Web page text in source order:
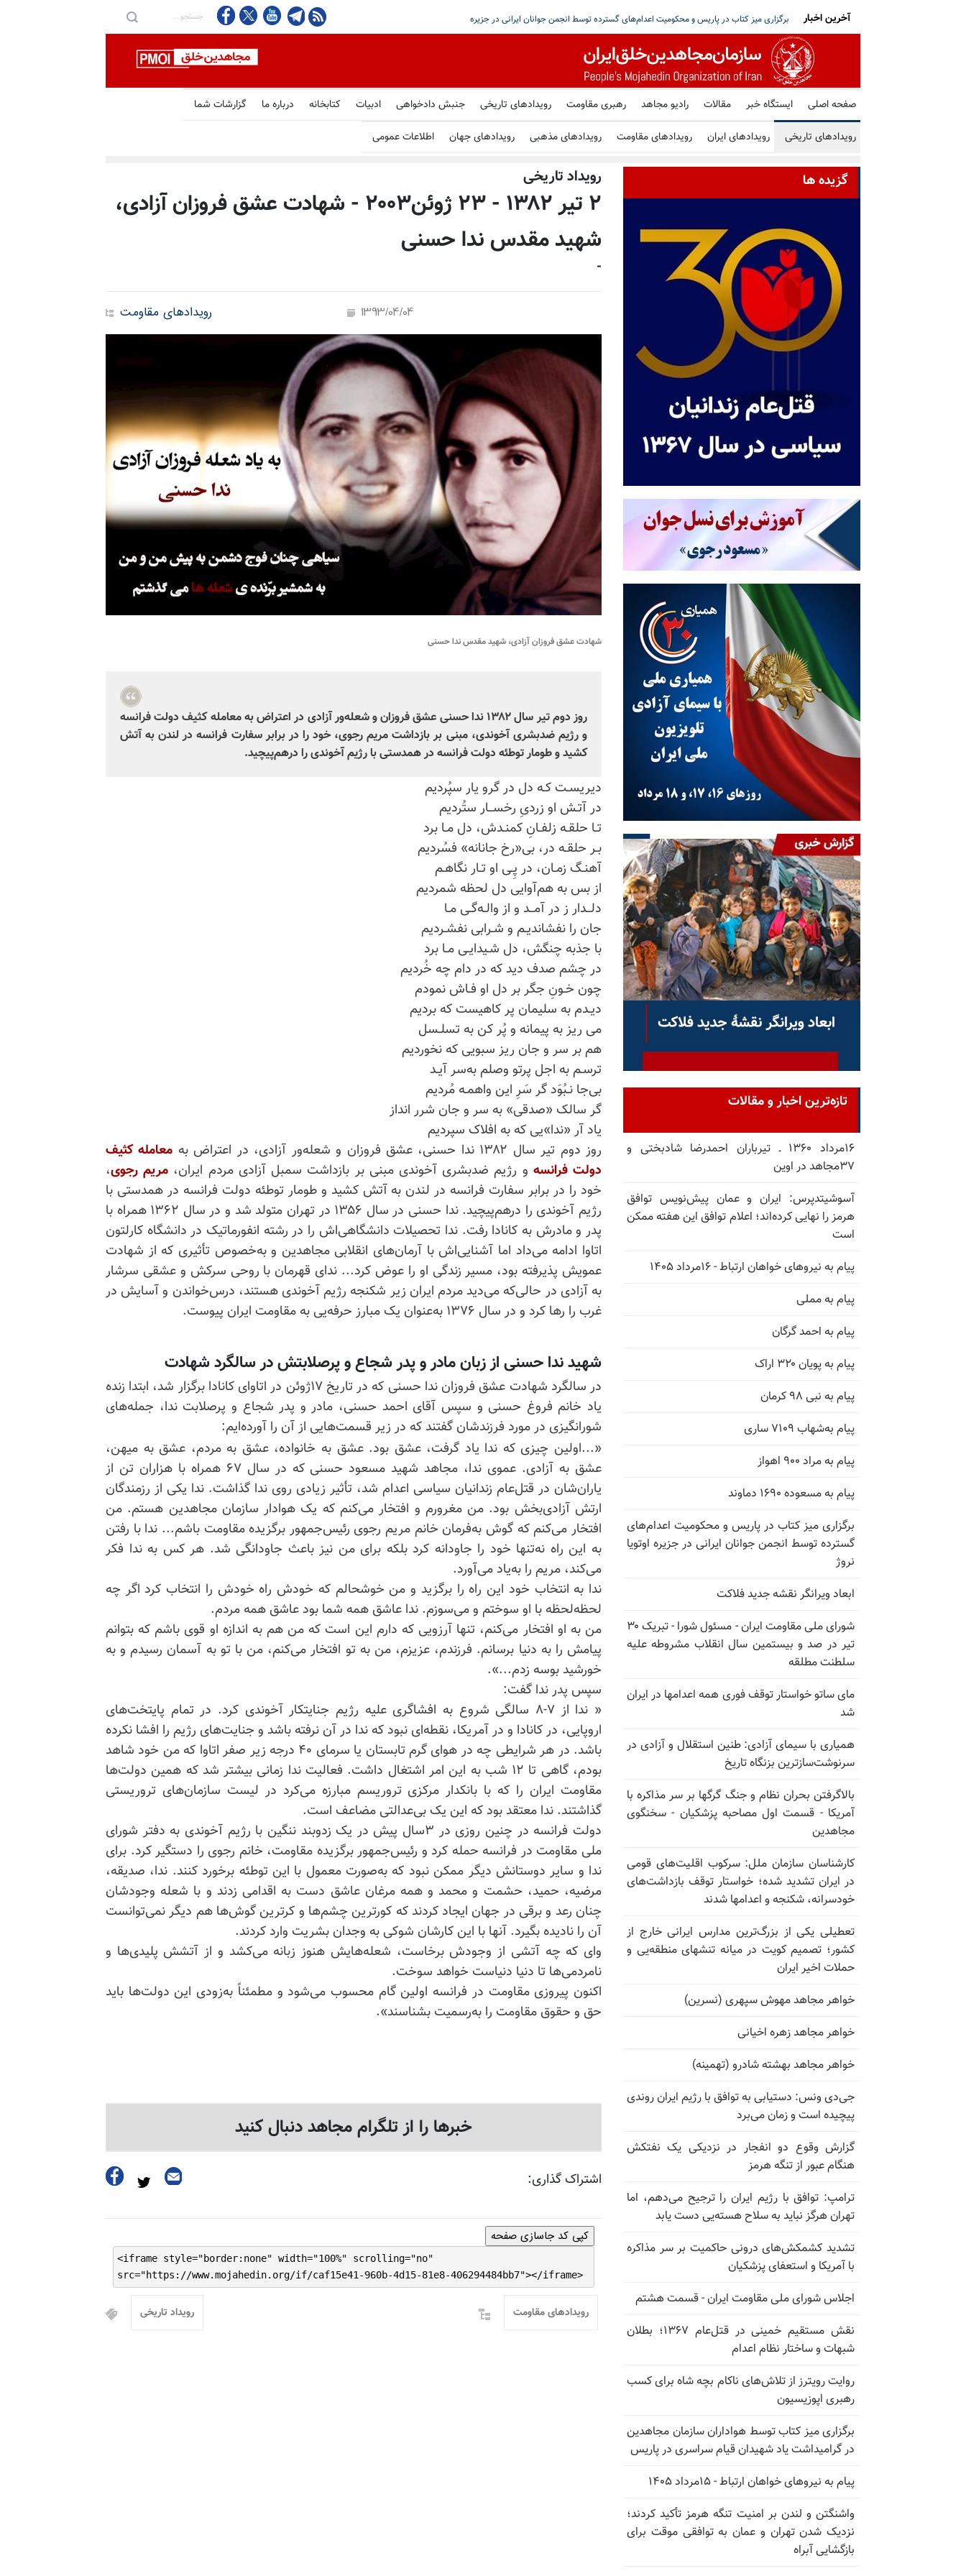
برگزاری میز کتاب در پاریس و محکومیت اعدام‌های گسترده توسط انجمن جوانان ایرانی در جزیره شورای ملی مقاومت ایران - مسئول شورا - تبریک ۳۰ تیر در صد و بیستمین
آخرین اخبار
صفحه اصلی ایستگاه خبر مقالات رادیو مجاهد رهبری مقاومت رویدادهای تاریخی جنبش دادخواهی ادبیات کتابخانه درباره ما گزارشات شما
رویدادهای تاریخی رویدادهای ایران رویدادهای مقاومت رویدادهای مذهبی رویدادهای جهان اطلاعات عمومی
رویداد تاریخی
۲ تیر ۱۳۸۲ - ۲۳ ژوئن۲۰۰۳ - شهادت عشق فروزان آزادی،
شهید مقدس ندا حسنی
-
رویدادهای مقاومت 1393/04/04
شهادت عشق فروزان آزادی، شهید مقدس ندا حسنی
روز دوم تیر سال ۱۳۸۲ ندا حسنی عشق فروزان و شعله‌ور آزادی در اعتراض به ‌معامله کثیف دولت فرانسه
و رژیم ضدبشری آخوندی، مبنی بر بازداشت مریم رجوی، خود را در برابر سفارت فرانسه در لندن به ‌آتش
کشید و طومار توطئه ‌دولت فرانسه در همدستی با رژیم آخوندی را درهم‌پیچید.
دیریسـت کـه دل در گرو یار سپُردیم
در آتـش او زردیِ رخســار ستُردیم
تـا حلقـه‌ زلفـانِ کمنـدش، دل مـا برد
بـر حلقـه‌ در، بی‌«رخ جانانه» فسُردیم
آهنـگ زمـان، در پِـی او تـار نگاهـم
از بس به‌ هم‌آوایی دل لحظه شمردیم
دلــدار ز در آمــد و از والـه‌گـی مـا
جان را نفشاندیـم و شـرابی نفشـردیم
با جذبه‌ چنگش، دل شـیدایـی مـا برد
در چشم صدف دید که در دام چه خُردیم
چون خـونِ جگر بر دل او فـاش نمودم
دیـدم به‌ سلیمان پرکاهیست که بردیم
می ریزبه‌ پیمانه و پُر کن به‌ تسلـسل
هم بر سر و جان ریز سبویی که نخوردیم
ترسـم به‌ اجل پرتو وصلم به‌سر آیـد
بی‌جا نـبُوَد گر سَرِ این واهمـه مُردیم
گر سالک «صدقی» به‌ سر و جان شرر انداز
یاد آر «ندا»‌یی که به‌ افلاک سپردیم
روز دوم تیر سال ۱۳۸۲ ندا حسنی، عشق فروزان و شعله‌ور آزادی، در اعتراض به ‌
معامله کثیف
دولت فرانسه و رژیم ضدبشری آخوندی مبنی بر بازداشت سمبل آزادی مردم ایران، مریم رجوی،
خود را در برابر سفارت فرانسه در لندن به ‌آتش کشید و طومار توطئه ‌دولت فرانسه در همدستی با
رژیم آخوندی را درهم‌پیچید. ندا حسنی در سال ۱۳۵۶ در تهران متولد شد و در سال ۱۳۶۲ همراه با
پدر و مادرش به ‌کانادا رفت. ندا تحصیلات دانشگاهی‌‌اش را در رشته ‌انفورماتیک در دانشگاه کارلتون
اتاوا ادامه می‌داد اما آشنایی‌اش با آرمان‌های انقلابی مجاهدین و به‌خصوص تأثیری که از شهادت
عمویش پذیرفته بود، مسیر زندگی او را عوض کرد... ندای قهرمان با روحی سرکش و عشقی سرشار
به ‌آزادی در حالی‌که می‌دید مردم ایران زیر شکنجه ‌رژیم آخوندی هستند، درس‌خواندن و آسایش در
غرب را رها کرد و در سال ۱۳۷۶ به‌عنوان یک مبارز حرفه‌‌‌یی به‌ مقاومت ایران پیوست.
شهید ندا حسنی از زبان مادر وپدر شجاعو پرصلابتش در سالگرد شهادت
در سالگرد شهادت عشق فروزان ندا حسنی که در تاریخ ۱۷ژوئن در اتاوای کانادا برگزار شد، ابتدا زنده
یاد خانم فروغ حسنی و سپس آقای احمد حسنی، مادر و پدر شجاع و پرصلابت ندا، جمله‌های
شورانگیزی در مورد فرزندشان گفتند که در زیر قسمت‌هایی از آن را آورده‌ایم:
«...اولین چیزی که ندا یاد گرفت، عشق بود. عشق به ‌خانواده، عشق به ‌مردم، عشق به ‌میهن،
عشق به ‌آزادی. عموی ندا، مجاهد شهید مسعود حسنی که در سال ۶۷ همراه با هزاران تن از
یاران‌شان در قتل‌عام زندانیان سیاسی اعدام شد، تأثیر زیادی روی ندا گذاشت. ندا یکی از رزمندگان
ارتش آزادی‌بخش بود. من مغرورم و افتخار می‌کنم که یک هوادار سازمان مجاهدین هستم. من
افتخار می‌کنم که گوش به‌فرمان خانم مریم رجوی رئیس‌جمهور برگزیده‌ مقاومت باشم... ندا با رفتن
به ‌این‌ راه نه‌تنها خود را جاودانه کرد بلکه برای من نیز باعث جاودانگی شد. هر کس به ‌ندا فکر
می‌کند، مریم را به‌یاد می‌آورد.
ندا به ‌انتخاب خود این ‌راه را برگزید و من خوشحالم که خودش راه خودش را انتخاب کرد اگر ‌چه
لحظه‌‌لحظه با او سوختم و می‌سوزم. ندا عاشق همه شما بود عاشق همه مردم.
من به ‌او افتخار می‌کنم، تنها آرزویی که دارم این است که من هم به ‌اندازه او قوی باشم که بتوانم
پیامش را به ‌دنیا برسانم. فرزندم، عزیزم، من به ‌تو افتخار می‌کنم، من با تو به ‌آسمان رسیدم و به
‌خورشید بوسه زدم...».
سپس پدر ندا گفت:
« ندا از ۷-۸ سالگی شروع به ‌افشاگری علیه رژیم جنایتکار آخوندی کرد. در تمام پایتخت‌های
اروپایی، در کانادا و در آمریکا، نقطه‌‌ای نبود که ندا در آن نرفته باشد و جنایت‌های رژیم را افشا نکرده‌
باشد. در هر شرایطی چه در هوای گرم تابستان یا سرمای ۴۰ درجه زیر صفر اتاوا که من خود شاهد
بودم، گاهی تا ۱۲ شب به ‌این امر اشتغال داشت. فعالیت ندا زمانی بیشتر شد که همین دولت‌ها
مقاومت ایران را که با بانکدار مرکزی تروریسم مبارزه می‌کرد در لیست سازمان‌های تروریستی
گذاشتند. ندا معتقد بود که این یک بی‌عدالتی مضاعف است.
دولت فرانسه در چنین روزی در ۳سال پیش در یک زدوبند ننگین با رژیم آخوندی به ‌دفتر شورای
ملی مقاومت در فرانسه حمله کرد و رئیس‌جمهور برگزیده‌ مقاومت، خانم رجوی را دستگیر کرد. برای
ندا و سایر دوستانش دیگر ممکن نبود که به‌صورت معمول با این توطئه برخورد کنند. ندا، صدیقه،
مرضیه، حمید، حشمت و محمد و همه مرغان عاشق دست به ‌اقدامی ‌زدند و با شعله وجودشان
چنان رعد و برقی در جهان ایجاد کردند که کورترین چشم‌ها و کرترین گوش‌ها هم دیگر نمی‌توانست
آن ‌را نادیده بگیرد. آنها با این کارشان شوکی به ‌وجدان بشریت وارد کردند.
وای که چه آتشی از وجودش برخاست، شعله‌هایش هنوز زبانه می‌کشد و از آتشش پلیدی‌ها و
نامردمی‌ها تا دنیا دنیاست خواهد سوخت.
اکنون پیروزی مقاومت در فرانسه اولین گام محسوب می‌شود و مطمئناً به‌زودی این دولت‌ها باید
حق و حقوق مقاومت را به‌رسمیت بشناسند».
خبرها را از تلگرام مجاهد دنبال کنید
اشتراک گذاری:
کپی کد جاسازی صفحه
<iframe style="border:none" width="100%" scrolling="no"
src="https://www.mojahedin.org/if/caf15e41-960b-4d15-81e8-406294484bb7"></iframe>
رویداد تاریخی رویدادهای مقاومت
گزیده ها
تازه‌ترین اخبار و مقالات
۱۶مرداد ۱۳۶۰ ـ تیرباران احمدرضا شادبختی و
۳۷مجاهد در اوین
آسوشیتدپرس: ایران و عمان پیش‌نویس توافق
هرمز را نهایی کرده‌اند؛ اعلام توافق این هفته ممکن
است
پیام به نیروهای خواهان ارتباط - ۱۶مرداد ۱۴۰۵
پیام به مملی
پیام به احمد گرگان
پیام به پویان ۳۲۰ اراک
پیام به نبی ۹۸ کرمان
پیام به‌شهاب ۷۱۰۹ ساری
پیام به مراد ۹۰۰ اهواز
پیام به مسعوده ۱۶۹۰ دماوند
برگزاری میز کتاب در پاریس و محکومیت اعدام‌های
گسترده توسط انجمن جوانان ایرانی در جزیره اوتویا
نروژ
ابعاد ویرانگر نقشه جدید فلاکت
شورای ملی مقاومت ایران - مسئول شورا - تبریک ۳۰
تیر در صد و بیستمین سال انقلاب مشروطه علیه
سلطنت مطلقه
مای ساتو خواستار توقف فوری همه اعدامها در ایران
شد
همیاری با سیمای آزادی: طنین استقلال و آزادی در
سرنوشت‌سازترین بزنگاه تاریخ
بالا‌گرفتن بحران نظام و جنگ گرگها بر سر مذاکره با
آمریکا - قسمت اول مصاحبه پزشکیان - سخنگوی
مجاهدین
کارشناسان سازمان ملل: سرکوب اقلیت‌های قومی
در ایران تشدید شده؛ خواستار توقف بازداشت‌های
خودسرانه، شکنجه و اعدامها شدند
تعطیلی یکی از بزرگ‌ترین مدارس ایرانی خارج از
کشور؛ تصمیم کویت در میانه تنشهای منطقه‌یی و
حملات اخیر ایران
خواهر مجاهد مهوش سپهری (نسرین)
خواهر مجاهد زهره اخیانی
خواهر مجاهد بهشته شادرو (تهمینه)
جی‌دی ونس: دستیابی به توافق با رژیم ایران روندی
پیچیده است و زمان می‌برد
گزارش وقوع دو انفجار در نزدیکی یک نفتکش
هنگام عبور از تنگه هرمز
ترامپ: توافق با رژیم ایران را ترجیح می‌دهم، اما
تهران هرگز نباید به سلاح هسته‌یی دست یابد
تشدید کشمکش‌های درونی حاکمیت بر سر مذاکره
با آمریکا و استعفای پزشکیان
اجلاس شورای ملی مقاومت ایران - قسمت هشتم
نقش مستقیم خمینی در قتل‌عام ۱۳۶۷؛ بطلان
شبهات و ساختار نظام اعدام
روایت رویترز از تلاش‌های ناکام بچه شاه برای کسب
رهبری اپوزیسیون
برگزاری میز کتاب توسط هواداران سازمان مجاهدین
در گرامیداشت یاد شهیدان قیام سراسری در پاریس
پیام به نیروهای خواهان ارتباط - ۱۵مرداد ۱۴۰۵
واشنگتن و لندن بر امنیت تنگه هرمز تأکید کردند؛
نزدیک شدن تهران و عمان به توافقی موقت برای
بازگشایی آبراه